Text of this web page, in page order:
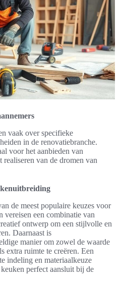
vaak over specifieke
in de renovatiebranche.
voor het aanbieden van
realiseren van de dromen van
de meest populaire keuzes voor
vereisen een combinatie van
ontwerp om een stijlvolle en
Daarnaast is
manier om zowel de waarde
extra ruimte te creëren. Een
indeling en materiaalkeuze
perfect aansluit bij de